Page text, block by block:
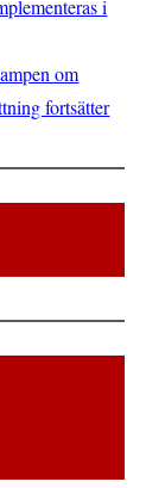
i
om
fortsätter